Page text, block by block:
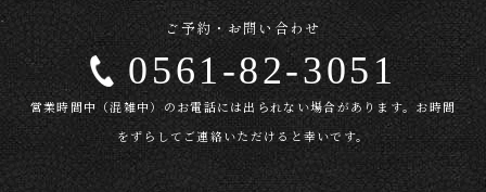
ご予約・お問い合わせ
0561-82-3051
営業時間中（混雑中）のお電話には出られない場合があります。お時間
をずらしてご連絡いただけると幸いです。